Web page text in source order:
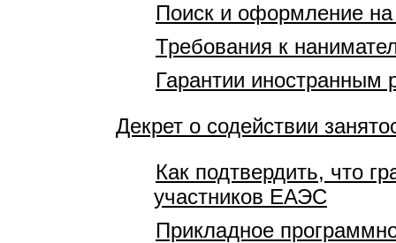
Поиск и оформление на
Требования к
Гарантии иностранным
Декрет о содействии
Как подтвердить, что
участников ЕАЭС
Прикладное